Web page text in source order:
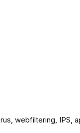
webfiltering,